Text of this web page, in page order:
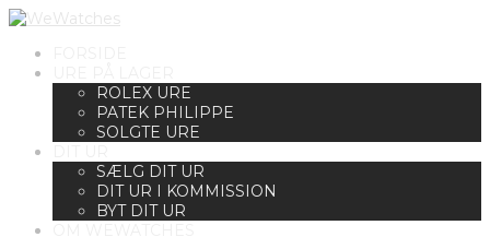
ROLEX URE
PATEK PHILIPPE
SOLGTE URE
SÆLG DIT UR
DIT UR I KOMMISSION
BYT DIT UR